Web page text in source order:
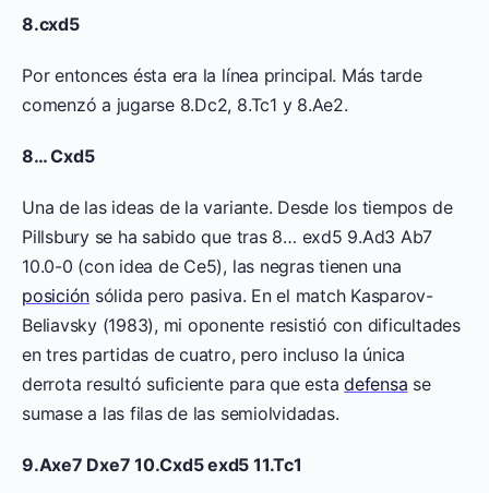
8.cxd5
Por entonces ésta era la línea principal. Más tarde
comenzó a jugarse 8.Dc2, 8.Tc1 y 8.Ae2.
8… Cxd5
Una de las ideas de la variante. Desde los tiempos de
Pillsbury se ha sabido que tras 8… exd5 9.Ad3 Ab7
10.0-0 (con idea de Ce5), las negras tienen una
posición sólida pero pasiva. En el match Kasparov-
Beliavsky (1983), mi oponente resistió con dificultades
en tres partidas de cuatro, pero incluso la única
derrota resultó suficiente para que estadefensa se
sumase a las filas de las semiolvidadas.
9.Axe7 Dxe7 10.Cxd5 exd5 11.Tc1